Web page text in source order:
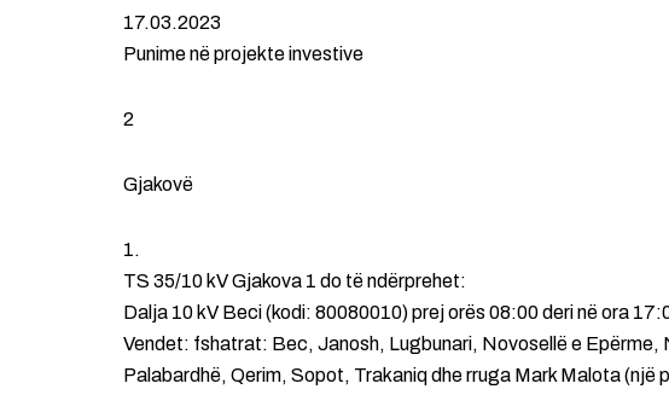
17.03.2023
Punime në projekte investive
2
Gjakovë
1.
TS 35/10 kV Gjakova 1 do të ndërprehet:
Dalja 10 kV Beci (kodi: 80080010) prej orës 08:00 deri në ora
Vendet: fshatrat: Bec, Janosh, Lugbunari, Novosellë e Epërme,
Palabardhë, Qerim, Sopot, Trakaniq dhe rruga Mark Malota (një